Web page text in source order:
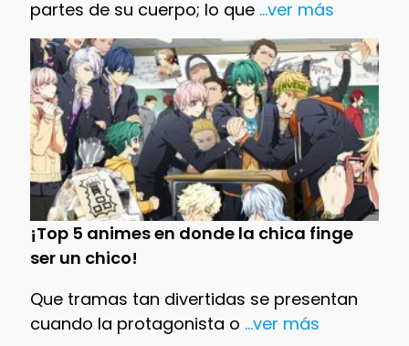
partes de su cuerpo; lo que...ver más
¡Top 5 animes en donde la chica finge
ser un chico!
Que tramas tan divertidas se presentan
cuando la protagonista o ...ver más